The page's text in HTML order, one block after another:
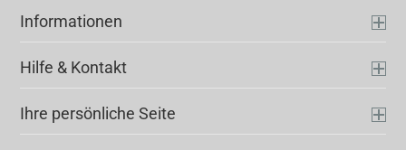
Informationen
Hilfe & Kontakt
Ihre persönliche Seite